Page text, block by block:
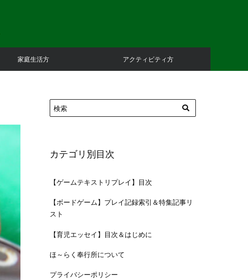
家庭生活方 アクティビティ方
カテゴリ別目次
【ゲームテキストリプレイ】目次
【ボードゲーム】プレイ記録索引＆特集記事リ
スト
【育児エッセイ】目次＆はじめに
ほ～らく奉行所について
プライバシーポリシー